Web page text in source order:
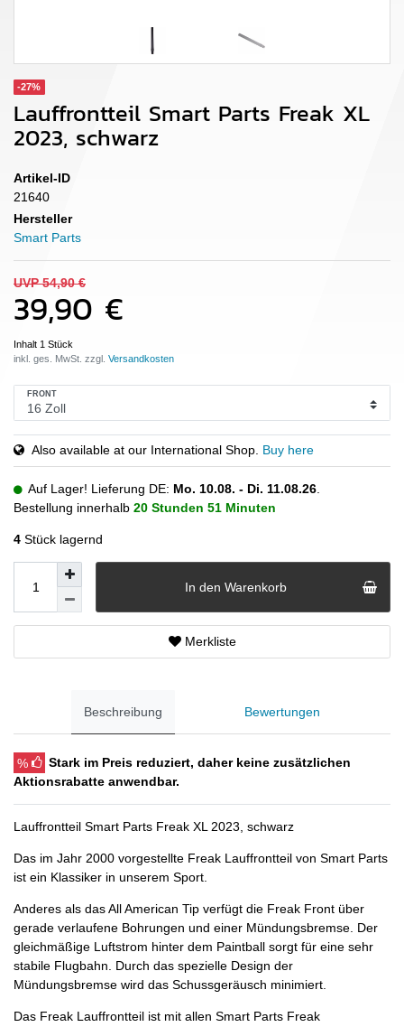
-27%
Lauffrontteil Smart Parts Freak XL
2023, schwarz
Artikel-ID
21640
Hersteller
Smart Parts
UVP 54,90 €
39,90 €
Inhalt 1 Stück
inkl. ges. MwSt. zzgl.
FRONT
Also available at our International Shop. Buy here
Auf Lager! Lieferung DE: Mo. 10.08. - Di. 11.08.26.
Bestellung innerhalb 20 Stunden 51 Minuten
4 Stück lagernd
In den Warenkorb
Merkliste
Beschreibung Bewertungen
%
Stark im Preis reduziert, daher keine zusätzlichen
Aktionsrabatte anwendbar.
Lauffrontteil Smart Parts Freak XL 2023, schwarz
Das im Jahr 2000 vorgestellte Freak Lauffrontteil von Smart Parts
ist ein Klassiker in unserem Sport.
Anderes als das All American Tip verfügt die Freak Front über
gerade verlaufene Bohrungen und einer Mündungsbremse. Der
gleichmäßige Luftstrom hinter dem Paintball sorgt für eine sehr
stabile Flugbahn. Durch das spezielle Design der
Mündungsbremse wird das Schussgeräusch minimiert.
Das Freak Lauffrontteil ist mit allen Smart Parts Freak